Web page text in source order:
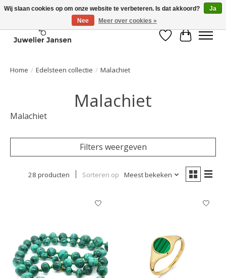
Verlanglijst
Home / Edelsteen collectie / Malachiet
Malachiet
Malachiet
Filters weergeven
28 producten Sorteren op Meest bekeken
Wij slaan cookies op om onze website te verbeteren. Is dat akkoord?
Ja
Nee
Meer over cookies »